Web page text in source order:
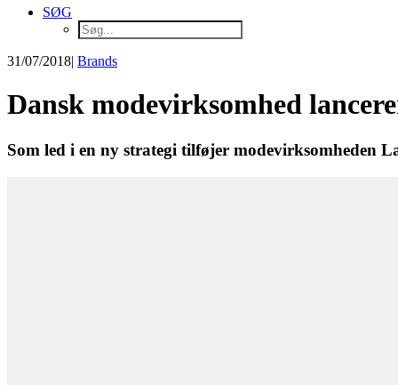
SØG
31/07/2018| Brands
Dansk modevirksomhed
Som led i en ny strategi tilføjer modevirksomheden